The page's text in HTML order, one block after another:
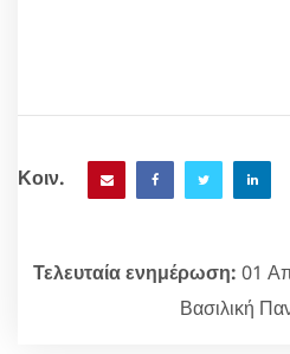
Κοιν.
Τελευταία ενημέρωση: 01
Βασιλική